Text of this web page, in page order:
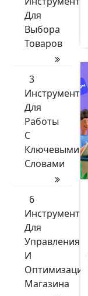
Для
Выбора
Товаров
3
Инструменты
Для
Работы
С
Ключевыми
Словами
6
Инструменты
Для
Управления
И
Оптимизации
Магазина